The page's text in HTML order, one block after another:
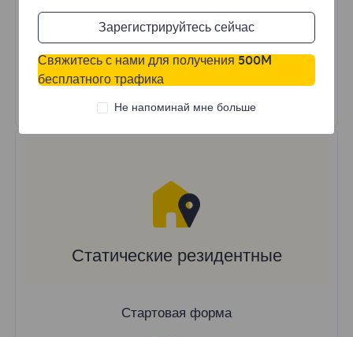
Случайная страна
Реальный динамический резидентский
прокси
Узнать больше
Статические резидентные
Стартовая форма
Зарегистрируйтесь сейчас
Свяжитесь с нами для получения 500M
бесплатного трафика
Не напоминай мне больше